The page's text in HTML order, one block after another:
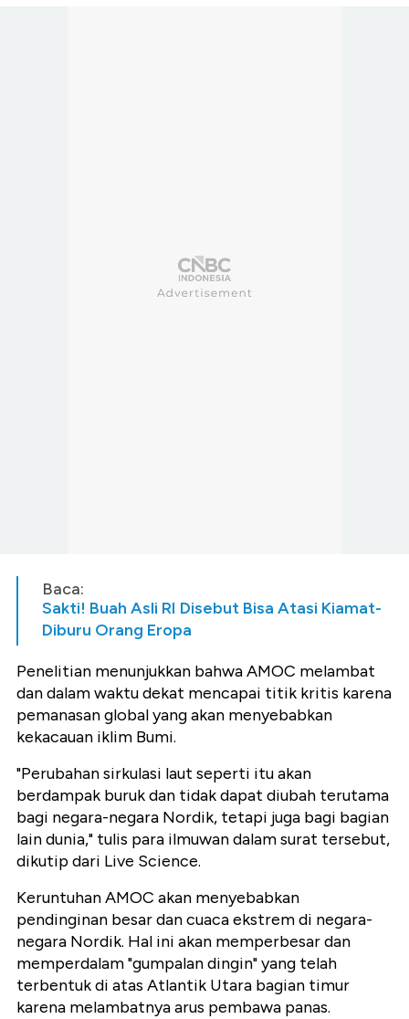
Baca:
Sakti! Buah Asli RI Disebut Bisa Atasi Kiamat-
Diburu Orang Eropa
Penelitian menunjukkan bahwa AMOC melambat
dan dalam waktu dekat mencapai titik kritis karena
pemanasan global yang akan menyebabkan
kekacauan iklim Bumi.
"Perubahan sirkulasi laut seperti itu akan
berdampak buruk dan tidak dapat diubah terutama
bagi negara-negara Nordik, tetapi juga bagi bagian
lain dunia," tulis para ilmuwan dalam surat tersebut,
dikutip dari Live Science.
Keruntuhan AMOC akan menyebabkan
pendinginan besar dan cuaca ekstrem di negara-
negara Nordik. Hal ini akan memperbesar dan
memperdalam "gumpalan dingin" yang telah
terbentuk di atas Atlantik Utara bagian timur
karena melambatnya arus pembawa panas.